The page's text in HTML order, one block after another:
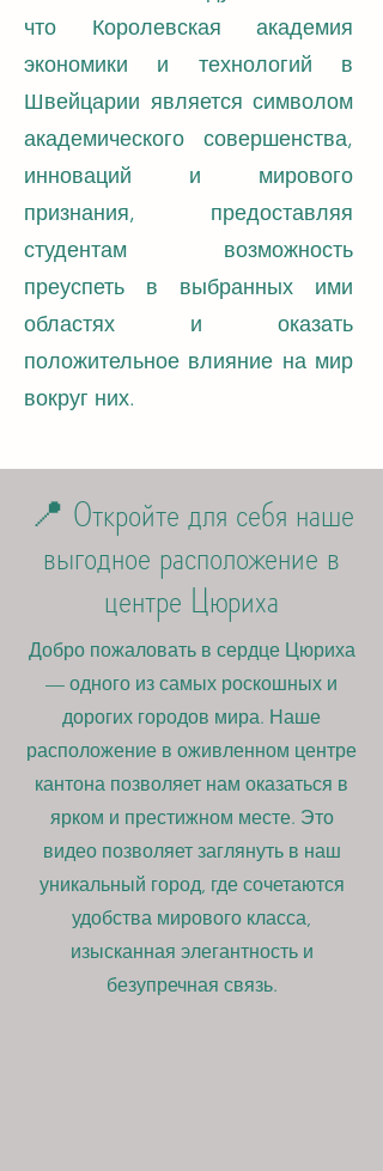
что Королевская академия
экономики и технологий в
Швейцарии является символом
академического совершенства,
инноваций и мирового
признания, предоставляя
студентам возможность
преуспеть в выбранных ими
областях и оказать
положительное влияние на мир
вокруг них.
📍 Откройте для себя наше
выгодное расположение в
центре Цюриха
Добро пожаловать в сердце Цюриха
— одного из самых роскошных и
дорогих городов мира. Наше
расположение в оживленном центре
кантона позволяет нам оказаться в
ярком и престижном месте. Это
видео позволяет заглянуть в наш
уникальный город, где сочетаются
удобства мирового класса,
изысканная элегантность и
безупречная связь.